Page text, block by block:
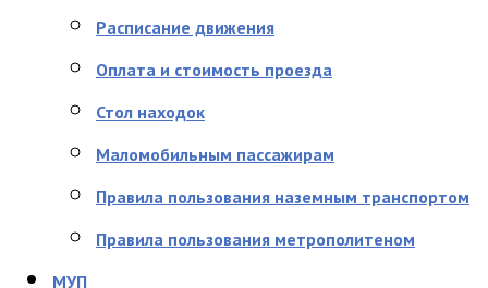
Расписание движения
Оплата и стоимость проезда
Стол находок
Маломобильным пассажирам
Правила пользования наземным транспортом
Правила пользования метрополитеном
МУП